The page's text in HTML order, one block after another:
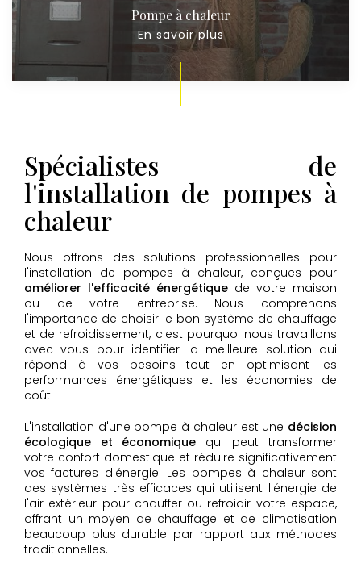
Pompe à chaleur
En savoir plus
Spécialistes de
l'installation de pompes à
chaleur
Nous offrons des solutions professionnelles pour
l'installation de pompes à chaleur, conçues pour
améliorer l'efficacité énergétique de votre maison
ou de votre entreprise. Nous comprenons
l'importance de choisir le bon système de chauffage
et de refroidissement, c'est pourquoi nous travaillons
avec vous pour identifier la meilleure solution qui
répond à vos besoins tout en optimisant les
performances énergétiques et les économies de
coût.
L'installation d'une pompe à chaleur est une décision
écologique et économique qui peut transformer
votre confort domestique et réduire significativement
vos factures d'énergie. Les pompes à chaleur sont
des systèmes très efficaces qui utilisent l'énergie de
l'air extérieur pour chauffer ou refroidir votre espace,
offrant un moyen de chauffage et de climatisation
beaucoup plus durable par rapport aux méthodes
traditionnelles.